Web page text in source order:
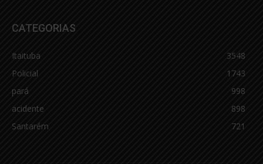
CATEGORIAS
Itaituba
3548
Policial
1743
pará
998
acidente
898
Santarém
721